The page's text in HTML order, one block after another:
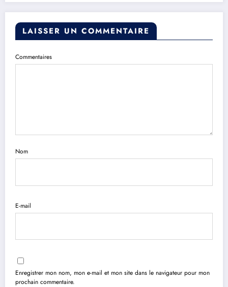
LAISSER UN COMMENTAIRE
Commentaires
Nom
E-mail
Enregistrer mon nom, mon e-mail et mon site dans le navigateur pour mon
prochain commentaire.